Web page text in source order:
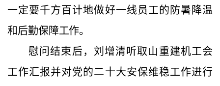
一定要千方百计地做好一线员工的防暑降温
和后勤保障工作。
慰问结束后，刘增清听取山重建机工会
工作汇报并对党的二十大安保维稳工作进行